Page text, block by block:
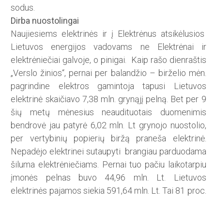
sodus.
Dirba nuostolingai
Naujiesiems elektrinės ir į Elektrėnus atsikėlusios
Lietuvos energijos vadovams ne Elektrėnai ir
elektrėniečiai galvoje, o pinigai. Kaip rašo dienraštis
„Verslo žinios“, pernai per balandžio – birželio mėn.
pagrindine elektros gamintoja tapusi Lietuvos
elektrinė skaičiavo 7,38 mln. grynąjį pelną. Bet per 9
šių metų mėnesius neaudituotais duomenimis
bendrovė jau patyrė 6,02 mln. Lt grynojo nuostolio,
per vertybinių popierių biržą praneša elektrinė.
Nepadėjo elektrinei sutaupyti brangiau parduodama
šiluma elektrėniečiams. Pernai tuo pačiu laikotarpiu
įmonės pelnas buvo 44,96 mln. Lt. Lietuvos
elektrinės pajamos siekia 591,64 mln. Lt. Tai 81 proc.